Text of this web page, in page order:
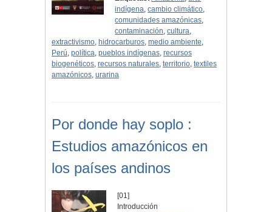
indígena,cambio climático,
comunidades amazónicas,
contaminación,cultura,
extractivismo, hidrocarburos, medio ambiente,
Perú, política, pueblos indígenas, recursos
biogenéticos, recursos naturales, territorio, textiles
amazónicos, urarina
Por donde hay soplo :
Estudios amazónicos en
los países andinos
[01]
Introducción